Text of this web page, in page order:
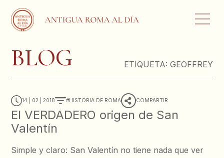
BLOG ETIQUETA: GEOFFREY
14 | 02 | 2018 HISTORIA DE ROMA COMPARTIR
El VERDADERO origen de San
Valentín
Simple y claro: San Valentín no tiene nada que ver